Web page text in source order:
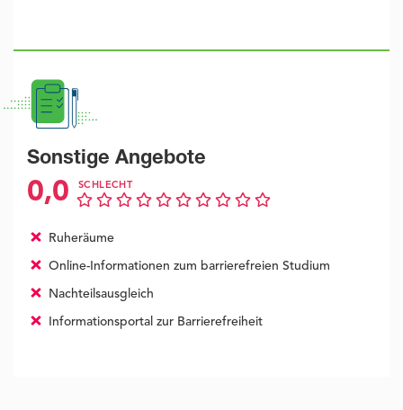
Sonstige Angebote
0,0 SCHLECHT
Ruheräume
Online-Informationen zum barrierefreien Studium
Nachteilsausgleich
Informationsportal zur Barrierefreiheit